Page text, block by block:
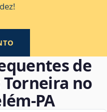
de
no